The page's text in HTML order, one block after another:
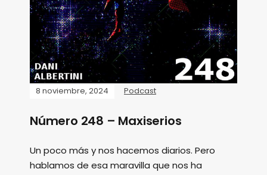
8 noviembre, 2024 Podcast
Número 248 – Maxiserios
Un poco más y nos hacemos diarios. Pero
hablamos de esa maravilla que nos ha